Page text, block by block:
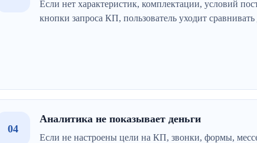
Если нет характеристик, комплектации, условий
кнопки запроса КП, пользователь уходит
04
Аналитика не показывает деньги
Если не настроены цели на КП, звонки, формы,